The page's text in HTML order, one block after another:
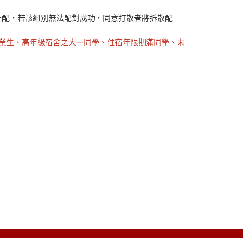
，若該組別無法配對成功，同意打散者將拆散配
生、高年級宿舍之大一同學、住宿年限期滿同學、未